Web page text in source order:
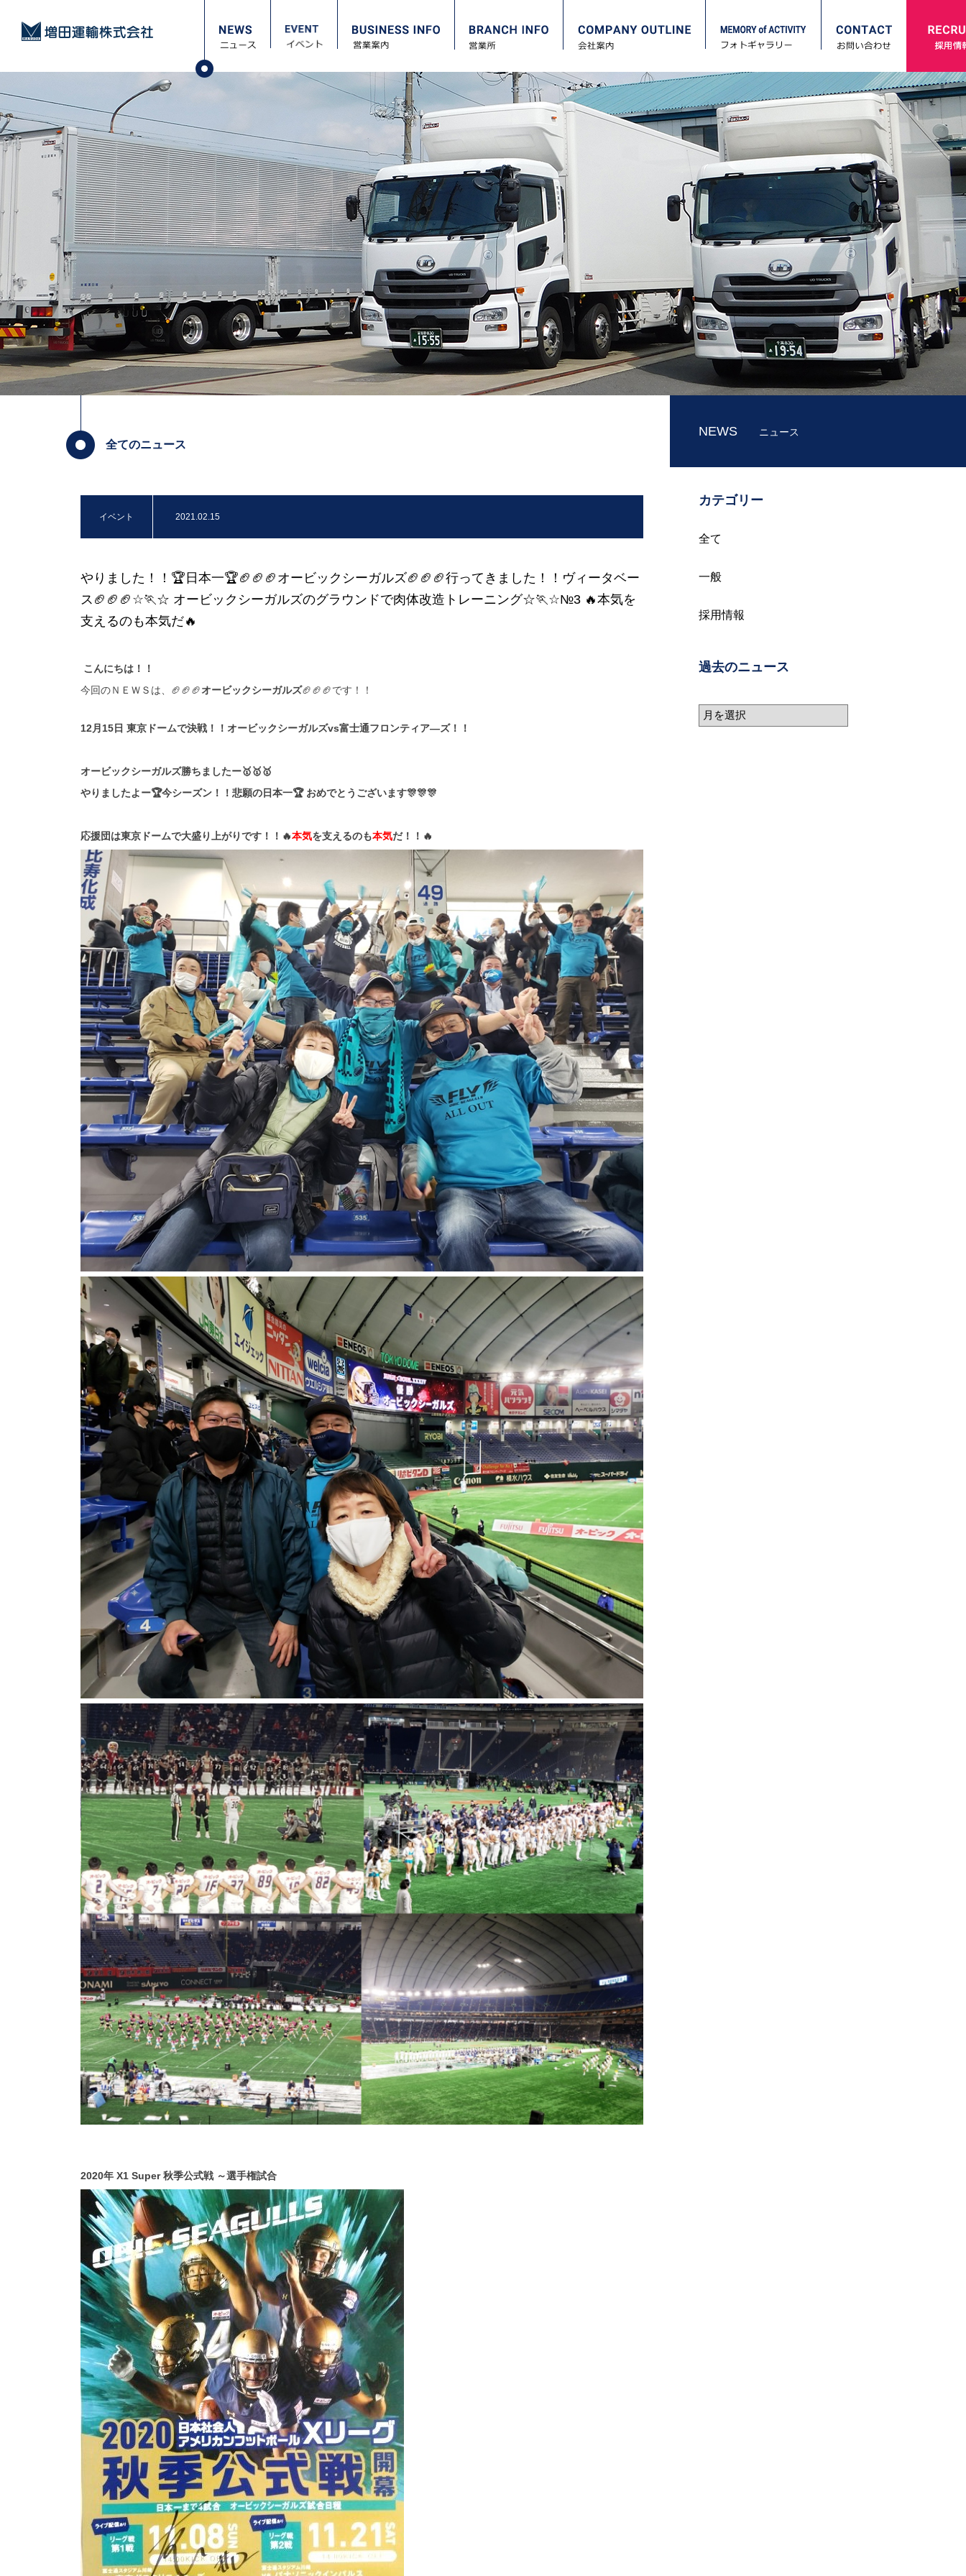
全てのニュース
イベント 2021.02.15
やりました！！🏆日本一🏆🏈🏈🏈オービックシーガルズ🏈🏈🏈行ってきました！！ヴィータベー
ス🏈🏈🏈☆🏃☆ オービックシーガルズのグラウンドで肉体改造トレーニング☆🏃☆№3 🔥本気を
支えるのも本気だ🔥
こんにちは！！
今回のＮＥＷＳは、🏈🏈🏈オービックシーガルズ🏈🏈🏈です！！
12月15日 東京ドームで決戦！！ オービックシーガルズvs富士通フロンティア―ズ！！
オービックシーガルズ勝ちましたー🥇🥇🥇
やりましたよー🏆今シーズン！！悲願の日本一🏆 おめでとうございます🎊🎊🎊
応援団は東京ドームで大盛り上がりです！！🔥本気を支えるのも本気だ！！🔥
2020年 X1 Super 秋季公式戦 ～選手権試合
NEWS ニュース
カテゴリー
全て
一般
採用情報
過去のニュース